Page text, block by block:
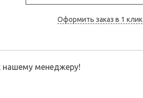
Оформить заказ в 1 клик
нашему менеджеру!